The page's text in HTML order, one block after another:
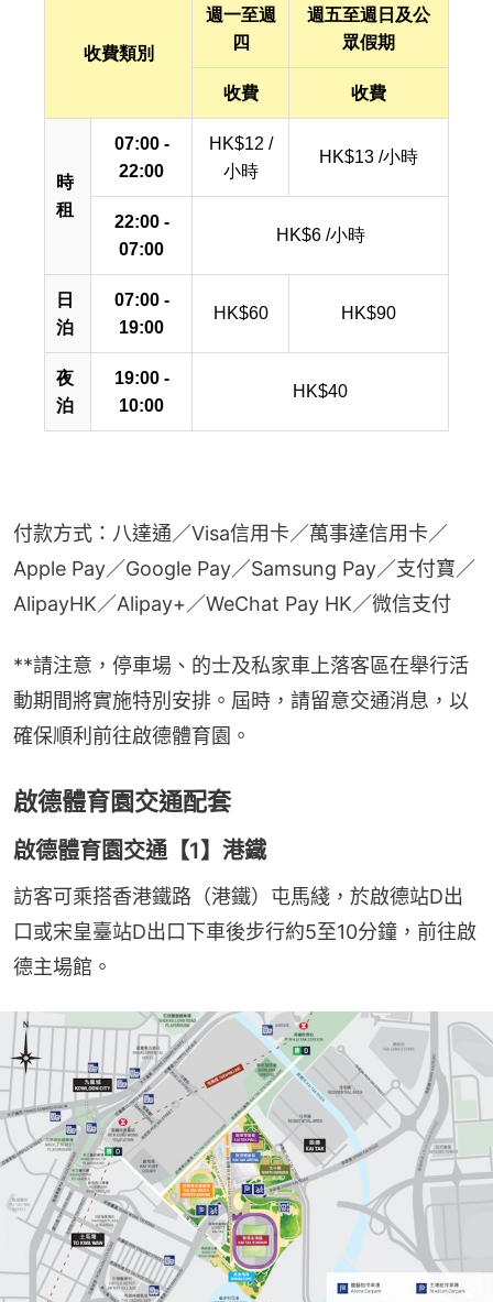
付款方式：八達通／Visa信用卡／萬事達信用卡／
Apple Pay／Google Pay／Samsung Pay／支付寶／
AlipayHK／Alipay+／WeChat Pay HK／微信支付
**請注意，停車場、的士及私家車上落客區在舉行活
動期間將實施特別安排。屆時，請留意交通消息，以
確保順利前往啟德體育園。
啟德體育園交通配套
啟德體育園交通【1】港鐵
訪客可乘搭香港鐵路（港鐵）屯馬綫，於啟德站D出
口或宋皇臺站D出口下車後步行約5至10分鐘，前往啟
德主場館。